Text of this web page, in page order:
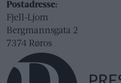
Postadresse:
Fjell-Ljom
Bergmannsgata 2
7374 Røros